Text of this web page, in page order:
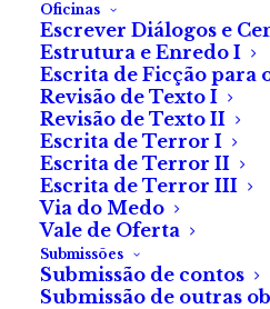
Oficinas
Escrever Diálogos e
Estrutura e Enredo I
Escrita de Ficção para
Revisão de Texto I
Revisão de Texto II
Escrita de Terror I
Escrita de Terror II
Escrita de Terror III
Via do Medo
Vale de Oferta
Submissões
Submissão de contos
Submissão de outras
Estava a conduzir na minha
limites de velocidade.
pouco transitada. Dois
com uma lomba pelo meio,
carros em sentido contrário.
estrada tem distância e
ultrapassar em segurança.